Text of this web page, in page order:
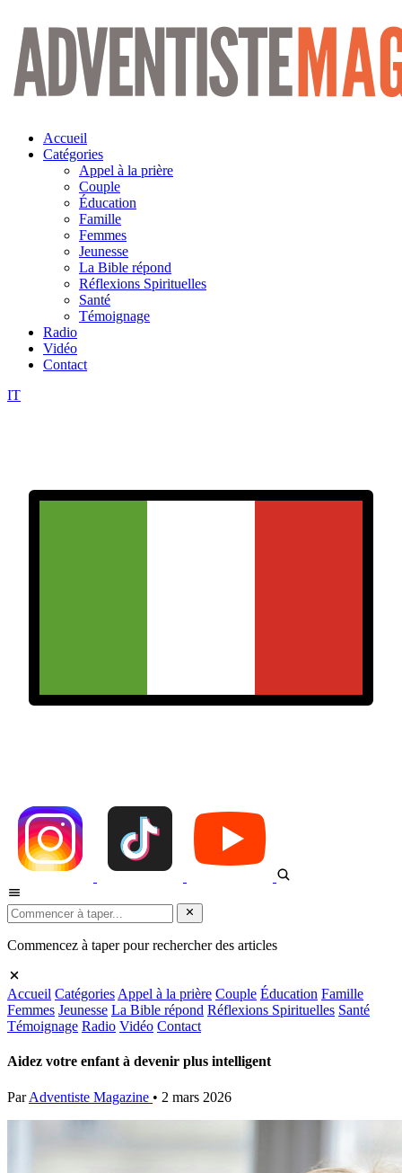
Aller
contenu
Accueil
Catégories
Appel à la prière
Couple
Éducation
Famille
Femmes
Jeunesse
La Bible répond
Réflexions Spirituelles
Santé
Témoignage
Radio
Vidéo
Contact
IT
Commencez à taper pour rechercher des articles
Accueil Catégories Appel à la prière Couple Éducation Famille
Femmes Jeunesse La Bible répond Réflexions Spirituelles Santé
Témoignage Radio Vidéo Contact
Aidez votre enfant à devenir plus intelligent
Par Adventiste Magazine • 2 mars 2026